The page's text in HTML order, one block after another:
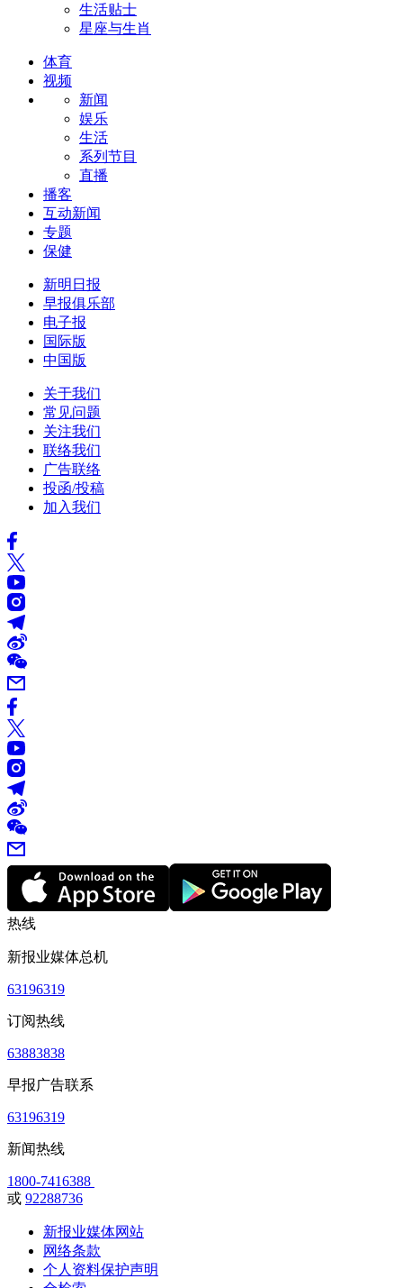
生活贴士
星座与生肖
体育
视频
新闻
娱乐
生活
系列节目
直播
播客
互动新闻
专题
保健
新明日报
早报俱乐部
电子报
国际版
中国版
关于我们
常见问题
关注我们
联络我们
广告联络
投函/投稿
加入我们
热线
新报业媒体总机
63196319
订阅热线
63883838
早报广告联系
63196319
新闻热线
1800-7416388
或 92288736
新报业媒体网站
网络条款
个人资料保护声明